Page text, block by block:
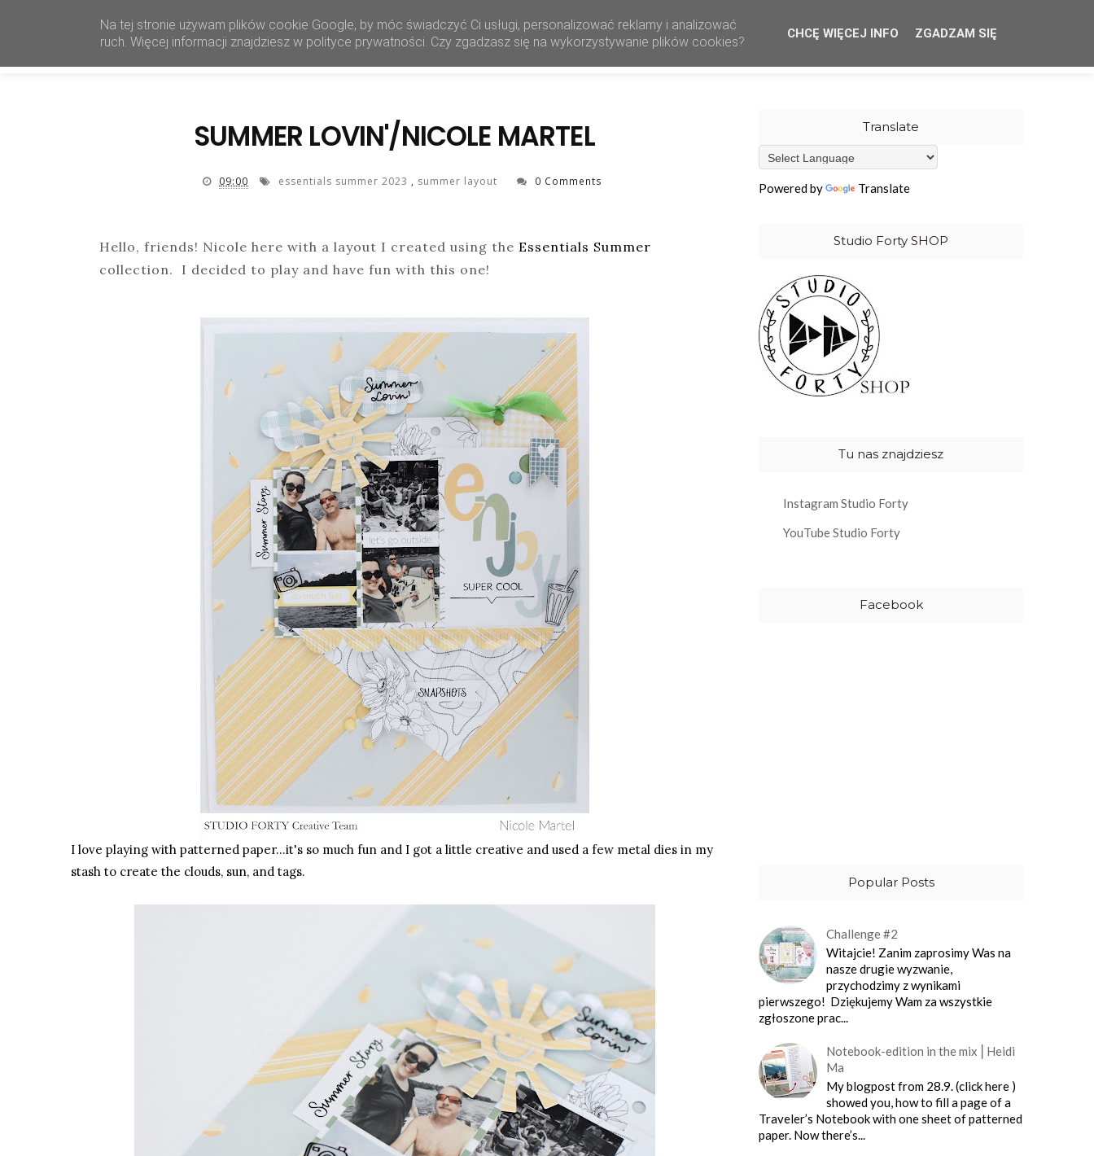
HOME SHOP CREATIVE TEAM WHOLESALE OUR STAMPS
SUMMER LOVIN'/NICOLE MARTEL
09:00 essentials summer 2023 , summer layout 0 Comments
Hello, friends! Nicole here with a layout I created using the Essentials Summer
collection. I decided to play and have fun with this one!
I love playing with patterned paper...it's so much fun and I got a little creative and used a few metal dies in my
stash to create the clouds, sun, and tags.
Translate
Powered by Translate
Studio Forty SHOP
Tu nas znajdziesz
Instagram Studio Forty
YouTube Studio Forty
Facebook
Popular Posts
Challenge #2
Witajcie! Zanim zaprosimy Was na
nasze drugie wyzwanie,
przychodzimy z wynikami
pierwszego! Dziękujemy Wam za wszystkie
zgłoszone prac...
Notebook-edition in the mix⎪Heidi
Ma
My blogpost from 28.9. (click here )
showed you, how to fill a page of a
Traveler’s Notebook with one sheet of patterned
paper. Now there’s...
Na tej stronie używam plików cookie Google, by móc świadczyć Ci usługi, personalizować reklamy i analizować
ruch. Więcej informacji znajdziesz w polityce prywatności. Czy zgadzasz się na wykorzystywanie plików cookies?
CHCĘ WIĘCEJ INFO ZGADZAM SIĘ